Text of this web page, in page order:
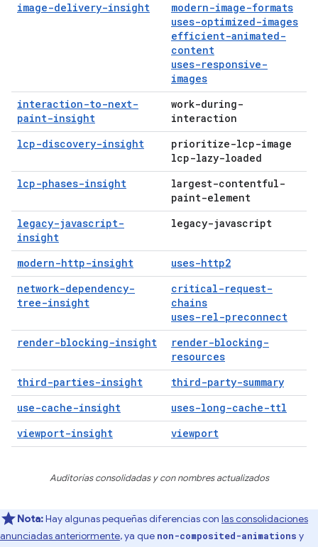
image-delivery-insight
modern-image-formats
uses-optimized-images
efficient-animated-
content
uses-responsive-
images
interaction-to-next-
paint-insight
work-during-
interaction
lcp-discovery-insight
prioritize-lcp-image
lcp-lazy-loaded
lcp-phases-insight
largest-contentful-
paint-element
legacy-javascript-
insight
legacy-javascript
modern-http-insight
uses-http2
network-dependency-
tree-insight
critical-request-
chains
uses-rel-preconnect
render-blocking-insight
render-blocking-
resources
third-parties-insight
third-party-summary
use-cache-insight
uses-long-cache-ttl
viewport-insight
viewport
Auditorías consolidadas y con nombres actualizados
Nota:Hay algunas pequeñas diferencias con las consolidaciones
anunciadas anteriormente, ya que non-composited-animations y